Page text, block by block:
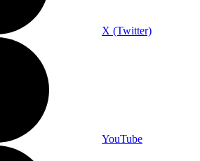
X (Twitter)
YouTube